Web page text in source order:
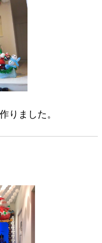
りました。